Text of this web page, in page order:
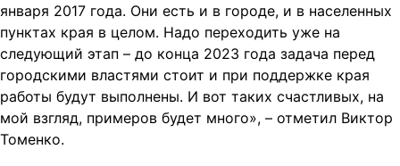
января 2017 года. Они есть и в городе, и в населенных
пунктах края в целом. Надо переходить уже на
следующий этап – до конца 2023 года задача перед
городскими властями стоит и при поддержке края
работы будут выполнены. И вот таких счастливых, на
мой взгляд, примеров будет много», – отметил Виктор
Томенко.